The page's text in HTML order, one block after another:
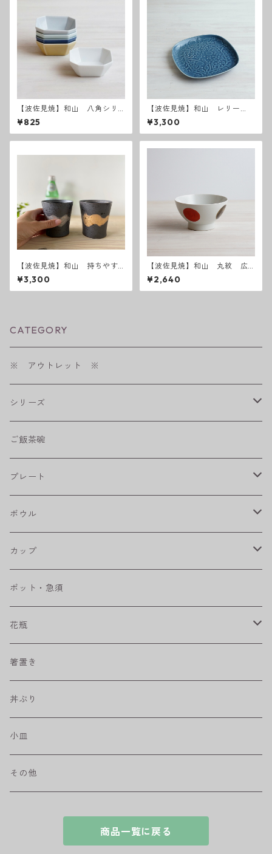
【波佐見焼】和山 八角シリ
ーズ S 小付け
¥825
【波佐見焼】和山 レリー
フ・フラワーパレード 盛
皿 うす瑠璃
¥3,300
【波佐見焼】和山 持ちやす
さ抜群の焼酎カップ 刷
毛 波佐見焼
¥3,300
【波佐見焼】和山 丸紋 広
東丼 小 - 赤 -
¥2,640
CATEGORY
※ アウトレット ※
シリーズ
shabby chic style
フラワーパレード
八角シリーズ
RONDE
ベベルボウル
プリーツ
藍駒
ワビカップ
ハンディ小皿
和ミモザ
ご飯茶碗
プレート
楕円皿
丸皿
長皿
角皿
取皿
盛皿
カレー＆パスタ皿
ボウル
大鉢
中鉢
小鉢
カップ
カップ
マグカップ
フリーカップ
そば猪口
ポット・急須
花瓶
水差し
箸置き
丼ぶり
小皿
その他
商品一覧に戻る